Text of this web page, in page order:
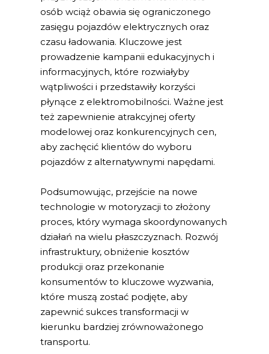
osób wciąż obawia się ograniczonego
zasięgu pojazdów elektrycznych oraz
czasu ładowania. Kluczowe jest
prowadzenie kampanii edukacyjnych i
informacyjnych, które rozwiałyby
wątpliwości i przedstawiły korzyści
płynące z elektromobilności. Ważne jest
też zapewnienie atrakcyjnej oferty
modelowej oraz konkurencyjnych cen,
aby zachęcić klientów do wyboru
pojazdów z alternatywnymi napędami.
Podsumowując, przejście na nowe
technologie w motoryzacji to złożony
proces, który wymaga skoordynowanych
działań na wielu płaszczyznach. Rozwój
infrastruktury, obniżenie kosztów
produkcji oraz przekonanie
konsumentów to kluczowe wyzwania,
które muszą zostać podjęte, aby
zapewnić sukces transformacji w
kierunku bardziej zrównoważonego
transportu.